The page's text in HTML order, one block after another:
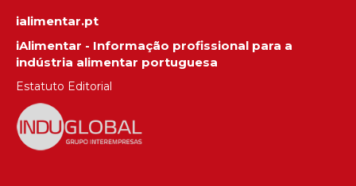
ialimentar.pt
iAlimentar - Informação profissional para a
indústria alimentar portuguesa
Estatuto Editorial